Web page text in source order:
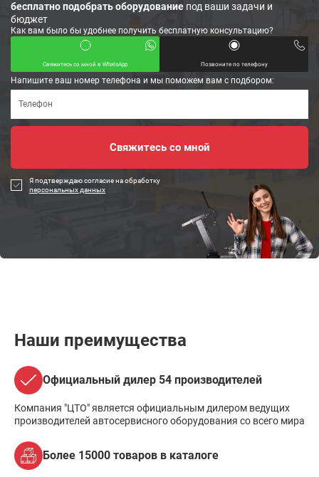
бесплатно подобрать оборудование под ваши задачи и
бюджет
Как вам было бы удобнее получить бесплатную консультацию?
Свяжитесь со мной в WhatsApp Позвоните по телефону
Напишите ваш номер телефона и мы поможем вам с подбором:
Я подтверждаю согласие на обработку
персональных данных
Наши преимущества
Официальный дилер 54 производителей
Компания "ЦТО" является официальным дилером ведущих
производителей автосервисного оборудования со всего мира
Более 15000 товаров в каталоге